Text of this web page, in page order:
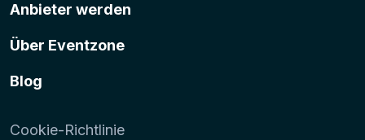
Anbieter werden
Über Eventzone
Blog
Cookie-Richtlinie